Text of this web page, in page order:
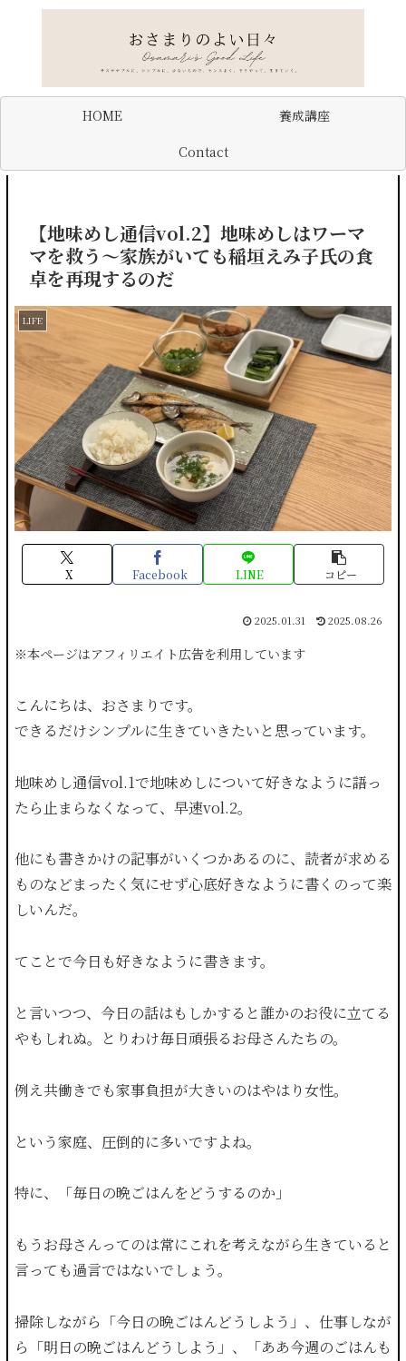
HOME
養成講座
Contact
【地味めし通信vol.2】地味めしはワーマ
マを救う〜家族がいても稲垣えみ子氏の食
卓を再現するのだ
LIFE
X Facebook LINE コピー
2025.01.31 2025.08.26
※本ページはアフィリエイト広告を利用しています
こんにちは、おさまりです。
できるだけシンプルに生きていきたいと思っています。
地味めし通信vol.1で地味めしについて好きなように語っ
たら止まらなくなって、早速vol.2。
他にも書きかけの記事がいくつかあるのに、読者が求める
ものなどまったく気にせず心底好きなように書くのって楽
しいんだ。
てことで今日も好きなように書きます。
と言いつつ、今日の話はもしかすると誰かのお役に立てる
やもしれぬ。とりわけ毎日頑張るお母さんたちの。
例え共働きでも家事負担が大きいのはやはり女性。
という家庭、圧倒的に多いですよね。
特に、「毎日の晩ごはんをどうするのか」
もうお母さんってのは常にこれを考えながら生きていると
言っても過言ではないでしょう。
掃除しながら「今日の晩ごはんどうしよう」、仕事しなが
ら「明日の晩ごはんどうしよう」、「ああ今週のごはんも